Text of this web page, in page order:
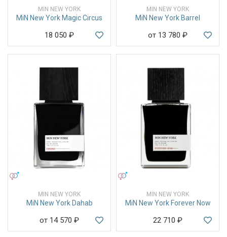
MIN NEW YORK
MiN New York Magic Circus
18 050 ₽
MIN NEW YORK
MiN New York Barrel
от 13 780 ₽
MIN NEW YORK
MiN New York Dahab
от 14 570 ₽
MIN NEW YORK
MiN New York Forever Now
22 710 ₽